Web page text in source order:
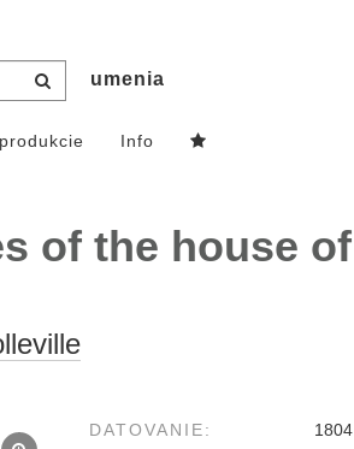
umenia
Info
of the house of
DATOVANIE: 1804